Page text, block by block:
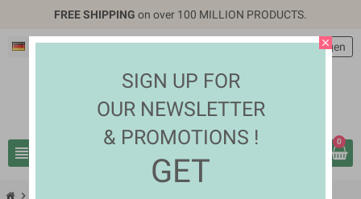
FREE SHIPPING on over 100 MILLION PRODUCTS.
Nederlands EUR €
view_headline
personInloggen
0
chevron_right
close
SIGN UP FOR
OUR NEWSLETTER
& PROMOTIONS !
GET